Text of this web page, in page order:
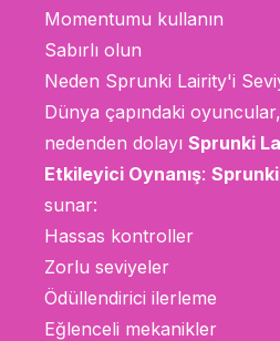
Momentumu kullanın
Sabırlı olun
Neden Sprunki Lairity'i
Dünya çapındaki
nedenden dolayı Sprunki
Etkileyici Oynanış:
sunar:
Hassas kontroller
Zorlu seviyeler
Ödüllendirici ilerleme
Eğlenceli mekanikler